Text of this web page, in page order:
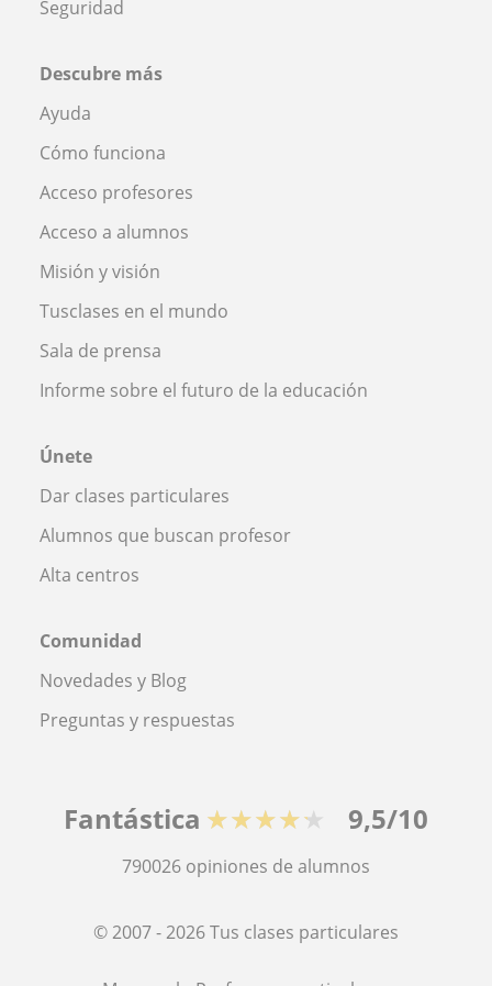
Seguridad
Descubre más
Ayuda
Cómo funciona
Acceso profesores
Acceso a alumnos
Misión y visión
Tusclases en el mundo
Sala de prensa
Informe sobre el futuro de la educación
Únete
Dar clases particulares
Alumnos que buscan profesor
Alta centros
Comunidad
Novedades y Blog
Preguntas y respuestas
Fantástica ★★★★★ 9,5/10
790026 opiniones de alumnos
© 2007 - 2026 Tus clases particulares